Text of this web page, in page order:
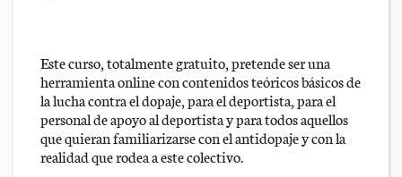
Este curso, totalmente gratuito, pretende ser una
herramienta online con contenidos teóricos básicos de
la lucha contra el dopaje, para el deportista, para el
personal de apoyo al deportista y para todos aquellos
que quieran familiarizarse con el antidopaje y con la
realidad que rodea a este colectivo.